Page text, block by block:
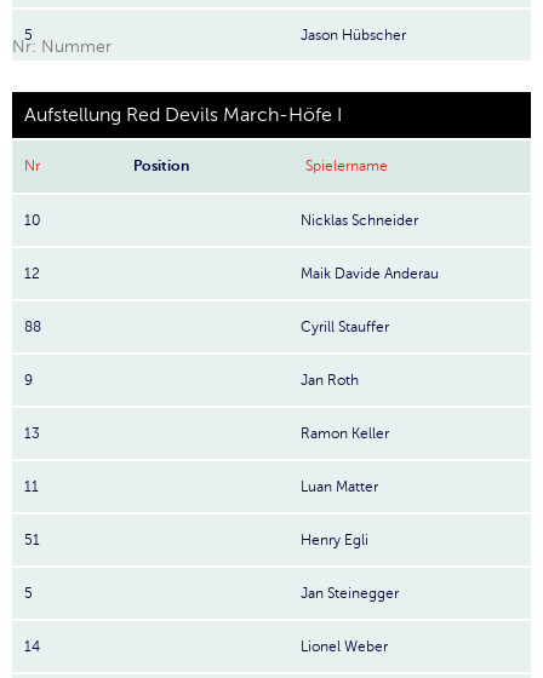
5 Jason Hübscher
Nr: Nummer
Aufstellung Red Devils March-Höfe I
Nr Position Spielername
10 Nicklas Schneider
12 Maik Davide Anderau
88 Cyrill Stauffer
9 Jan Roth
13 Ramon Keller
11 Luan Matter
51 Henry Egli
5 Jan Steinegger
14 Lionel Weber